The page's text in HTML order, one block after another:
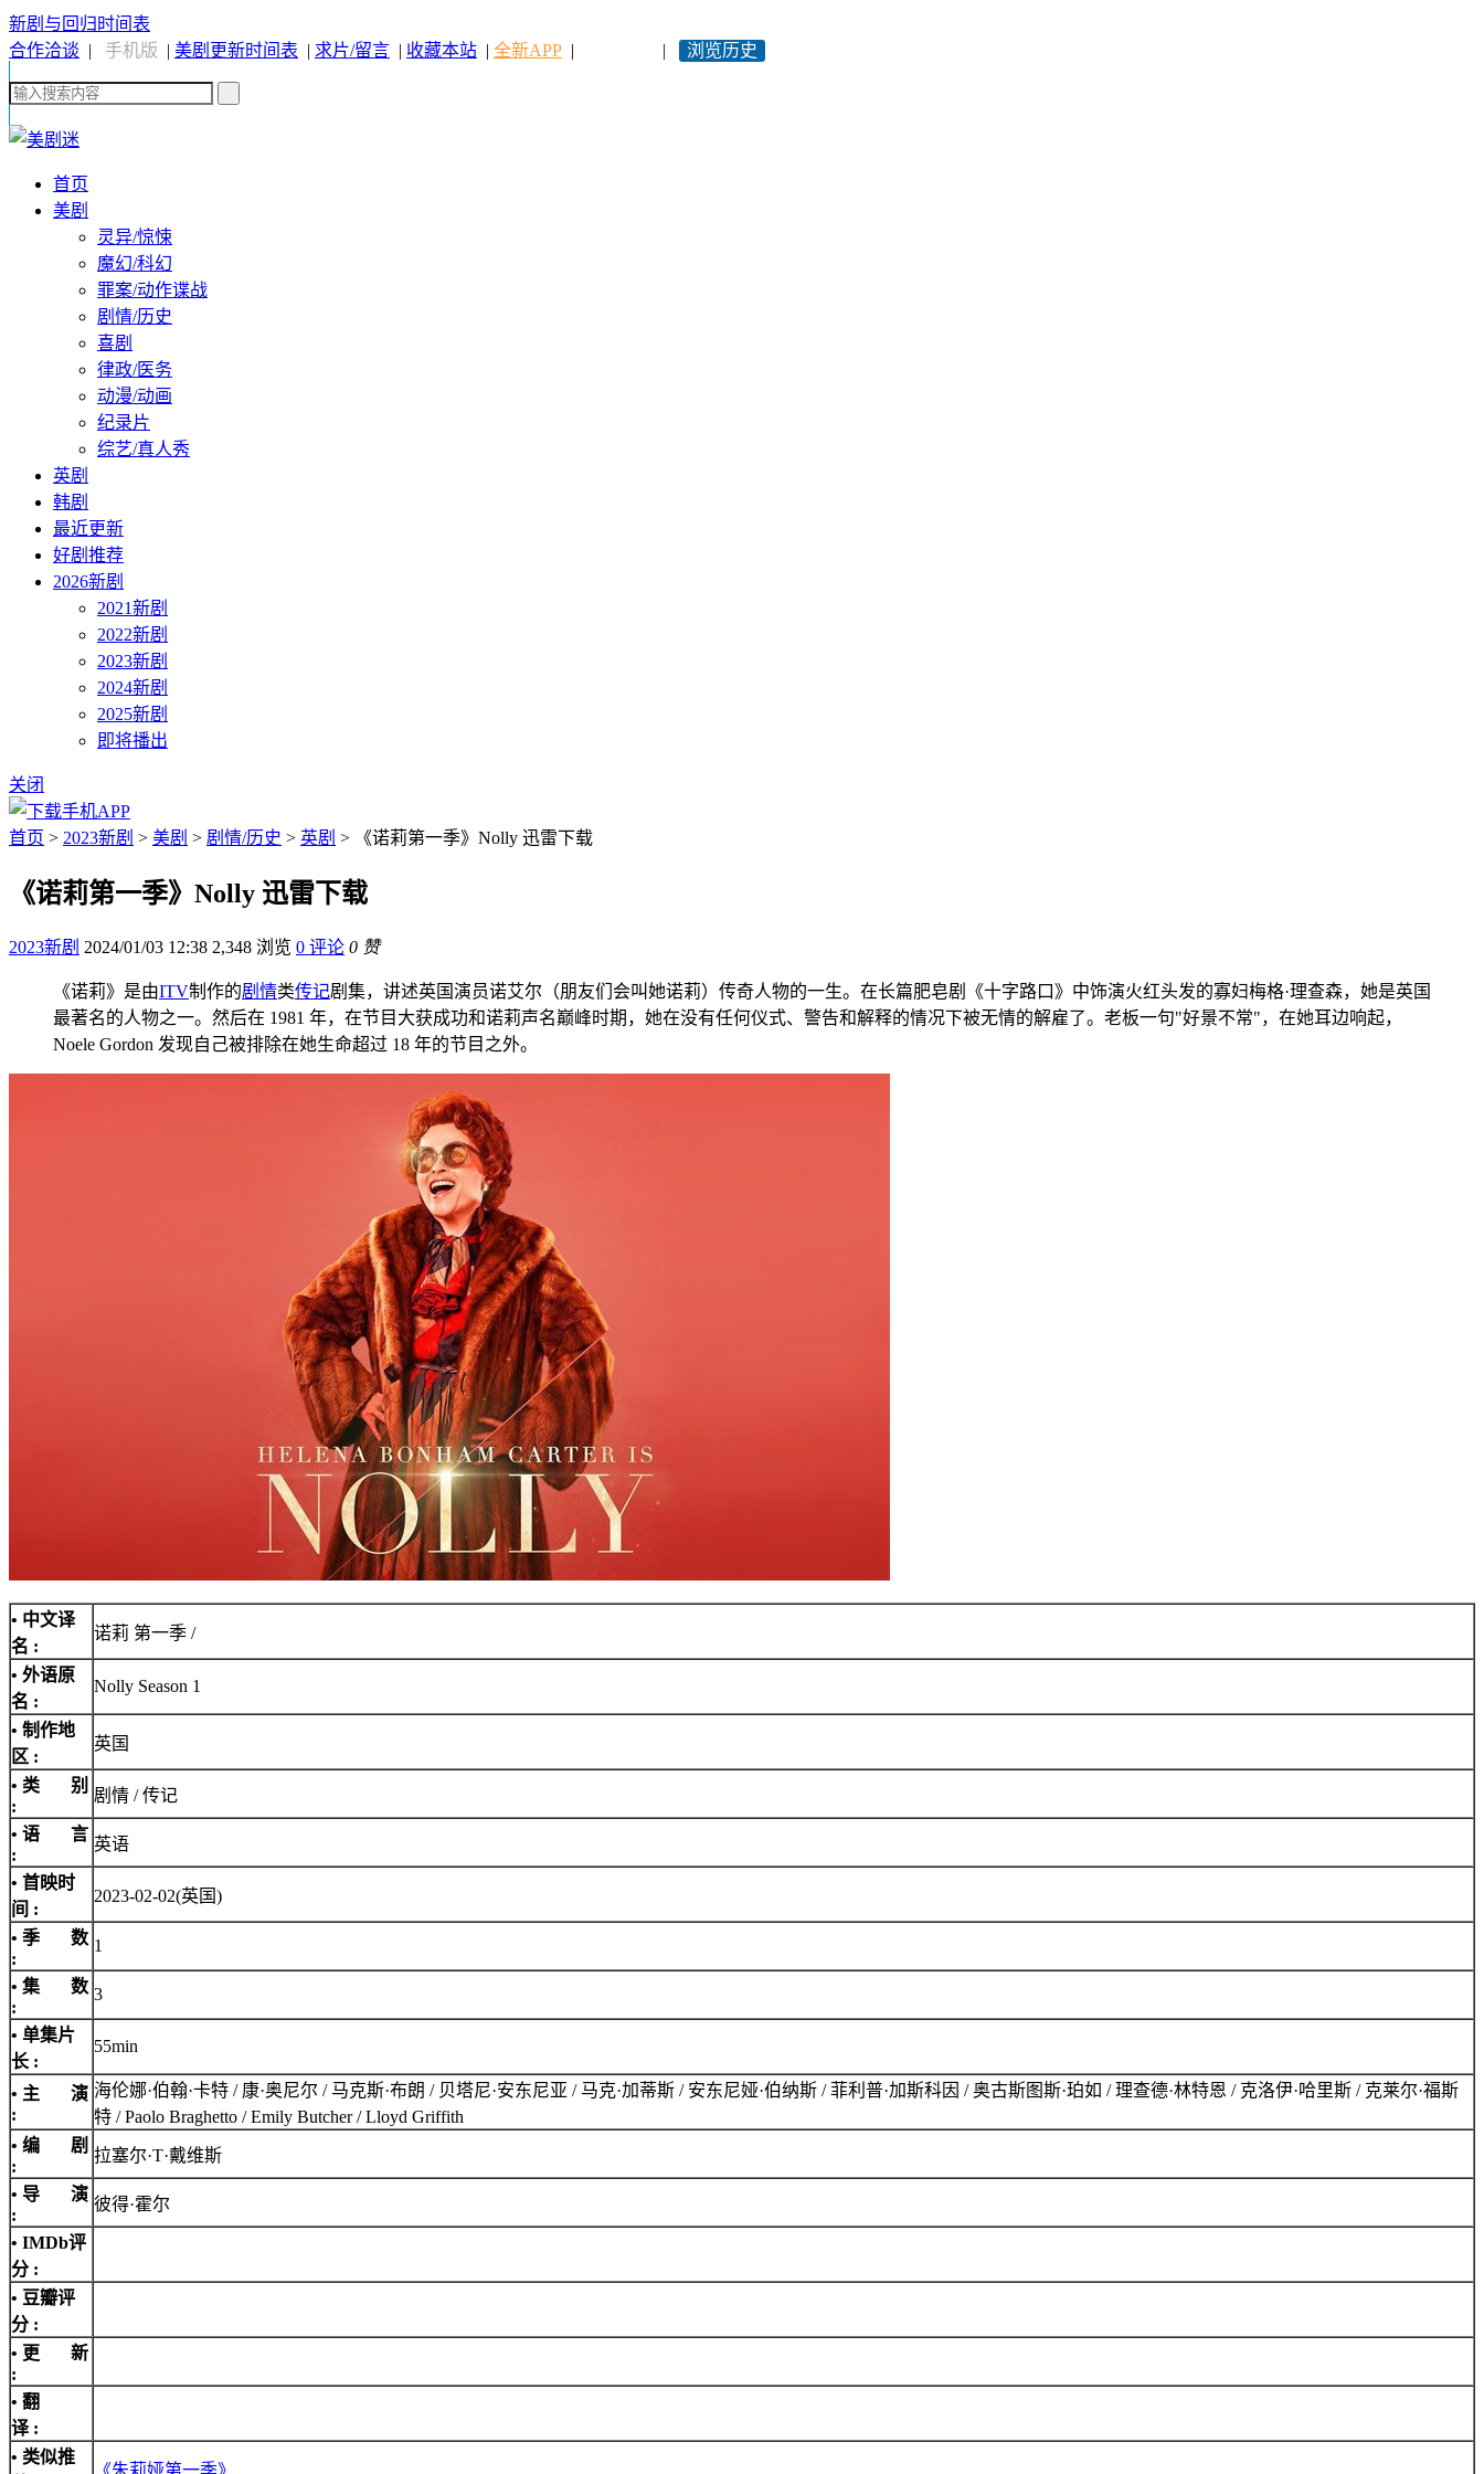
新剧与回归时间表
合作洽谈 | 手机版 | 美剧更新时间表 | 求片/留言 | 收藏本站 | 全新APP | | 浏览历史
首页
美剧
灵异/惊悚
魔幻/科幻
罪案/动作谍战
剧情/历史
喜剧
律政/医务
动漫/动画
纪录片
综艺/真人秀
英剧
韩剧
最近更新
好剧推荐
2026新剧
2021新剧
2022新剧
2023新剧
2024新剧
2025新剧
即将播出
关闭
首页 > 2023新剧 > 美剧 > 剧情/历史 > 英剧 > 《诺莉第一季》Nolly 迅雷下载
《诺莉第一季》Nolly 迅雷下载
2023新剧 2024/01/03 12:38 2,348 浏览 0 评论 0 赞
《诺莉》是由ITV制作的剧情类传记剧集，讲述英国演员诺艾尔（朋友们会叫她诺莉）传奇人物的一生。在长篇肥皂剧《十字路口》中饰演火红头发的寡妇梅格·理查森，她是英国
最著名的人物之一。然后在 1981 年，在节目大获成功和诺莉声名巅峰时期，她在没有任何仪式、警告和解释的情况下被无情的解雇了。老板一句"好景不常"，在她耳边响起，
Noele Gordon 发现自己被排除在她生命超过 18 年的节目之外。
• 中文译
名 :
诺莉 第一季 /
• 外语原
名 :
Nolly Season 1
• 制作地
区 :
英国
• 类 别
:
剧情 / 传记
• 语 言
:
英语
• 首映时
间 :
2023-02-02(英国)
• 季 数
:
1
• 集 数
:
3
• 单集片
长 :
55min
• 主 演
:
海伦娜·伯翰·卡特 / 康·奥尼尔 / 马克斯·布朗 / 贝塔尼·安东尼亚 / 马克·加蒂斯 / 安东尼娅·伯纳斯 / 菲利普·加斯科因 / 奥古斯图斯·珀如 / 理查德·林特恩 / 克洛伊·哈里斯 / 克莱尔·福斯
特 / Paolo Braghetto / Emily Butcher / Lloyd Griffith
• 编 剧
:
拉塞尔·T·戴维斯
• 导 演
:
彼得·霍尔
• IMDb评
分 :
• 豆瓣评
分 :
• 更 新
:
• 翻
译 :
• 类似推
《朱莉娅第一季》